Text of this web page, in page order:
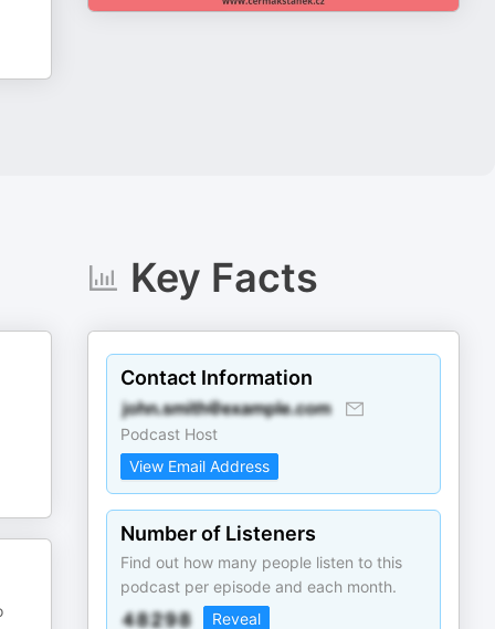
Key Facts
Contact Information
Podcast Host
View Email Address
Number of Listeners
Find out how many people listen to this
podcast per episode and each month.
Reveal